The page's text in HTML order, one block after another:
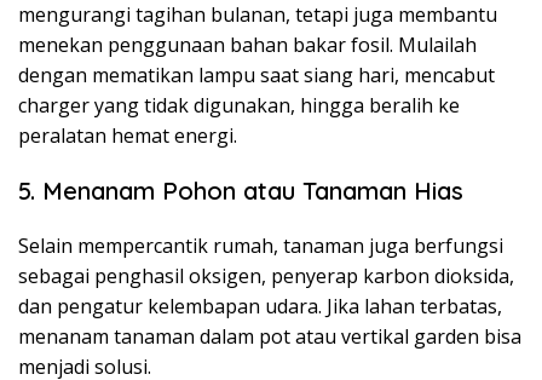
mengurangi tagihan bulanan, tetapi juga membantu
menekan penggunaan bahan bakar fosil. Mulailah
dengan mematikan lampu saat siang hari, mencabut
charger yang tidak digunakan, hingga beralih ke
peralatan hemat energi.
5. Menanam Pohon atau Tanaman Hias
Selain mempercantik rumah, tanaman juga berfungsi
sebagai penghasil oksigen, penyerap karbon dioksida,
dan pengatur kelembapan udara. Jika lahan terbatas,
menanam tanaman dalam pot atau vertikal garden bisa
menjadi solusi.